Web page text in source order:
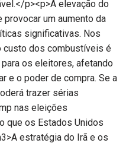
p><p>A elevação do
um aumento da
significativas. Nos
custo dos combustíveis é
os eleitores, afetando
e o poder de compra. Se a
trazer sérias
nas eleições
que os Estados Unidos
estratégia do Irã e os